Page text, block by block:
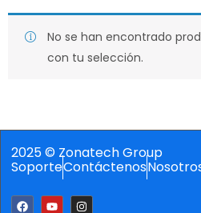
No se han encontrado
con tu selección.
2025 © Zonatech Group
SoporteContáctenos